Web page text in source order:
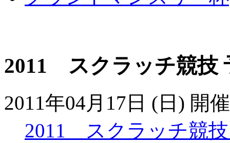
2011 スクラッチ競技
2011年04月17日 (日) 開催
2011 スクラッチ競